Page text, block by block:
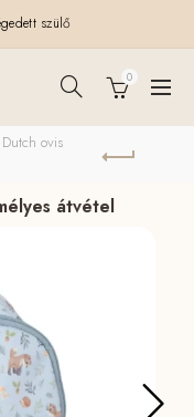
szülő
0
ovis
átvétel